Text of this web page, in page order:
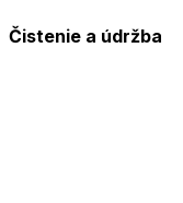
Čistenie a údržba